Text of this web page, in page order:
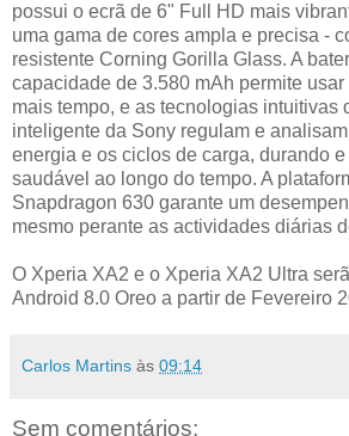
possui o ecrã de 6" Full HD mais
uma gama de cores ampla e precisa -
resistente Corning Gorilla Glass. A
capacidade de 3.580 mAh permite
mais tempo, e as tecnologias intuitivas
inteligente da Sony regulam e
energia e os ciclos de carga, durando
saudável ao longo do tempo. A
Snapdragon 630 garante um
mesmo perante as actividades diárias
O Xperia XA2 e o Xperia XA2 Ultra
Android 8.0 Oreo a partir de Fevereiro
Carlos Martins às 09:14
Sem comentários: